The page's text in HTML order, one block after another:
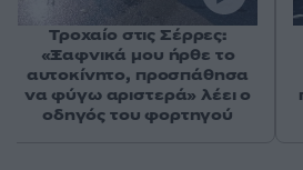
Τροχαίο στις Σέρρες:
«Ξαφνικά μου ήρθε το
αυτοκίνητο, προσπάθησα
να φύγω αριστερά» λέει ο
οδηγός του φορτηγού